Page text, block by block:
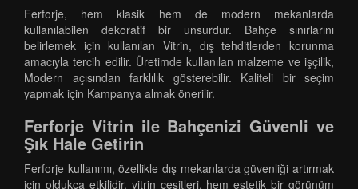
Ferforje, hem klasik hem de modern mekanlarda
kullanılabilen dekoratif bir unsurdur. Bahçe sınırlarını
belirlemek için kullanılan Vitrin, dış tehditlerden korunma
amacıyla tercih edilir. Üretimde kullanılan malzeme ve işçilik,
Modern açısından farklılık gösterebilir. Kaliteli bir seçim
yapmak için Kampanya almak önerilir.
Ferforje Vitrin ile Bahçenizi Güvenli ve
Şık Hale Getirin
Ferforje kullanımı, özellikle dış mekanlarda güvenliği artırmak
için oldukça etkilidir. vitrin çeşitleri, hem estetik bir görünüm